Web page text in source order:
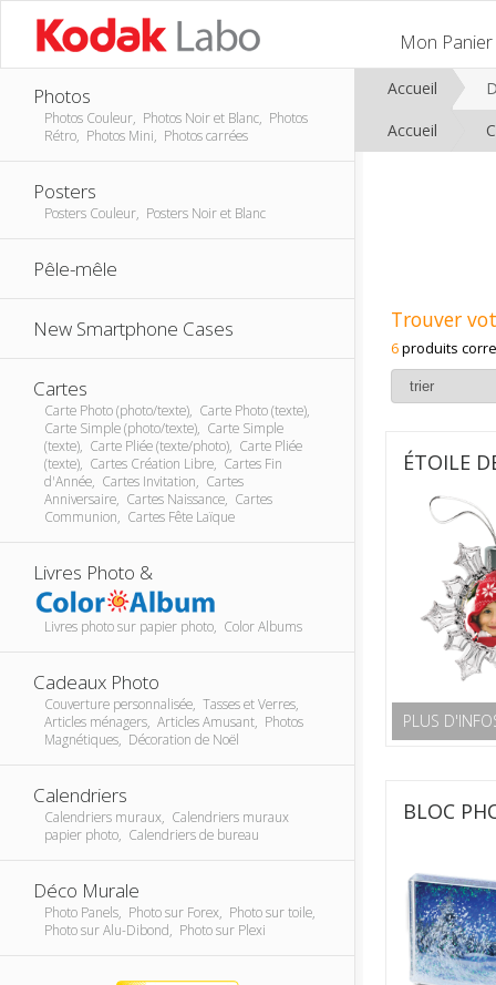
Mon Panier
Photos
Photos Couleur, Photos Noir et Blanc, Photos
Rétro, Photos Mini, Photos carrées
Posters
Posters Couleur, Posters Noir et Blanc
Pêle-mêle
New Smartphone Cases
Cartes
Carte Photo (photo/texte), Carte Photo (texte),
Carte Simple (photo/texte), Carte Simple
(texte), Carte Pliée (texte/photo), Carte Pliée
(texte), Cartes Création Libre, Cartes Fin
d'Année, Cartes Invitation, Cartes
Anniversaire, Cartes Naissance, Cartes
Communion, Cartes Fête Laïque
Livres Photo &
Livres photo sur papier photo, Color Albums
Cadeaux Photo
Couverture personnalisée, Tasses et Verres,
Articles ménagers, Articles Amusant, Photos
Magnétiques, Décoration de Noël
Calendriers
Calendriers muraux, Calendriers muraux
papier photo, Calendriers de bureau
Déco Murale
Photo Panels, Photo sur Forex, Photo sur toile,
Photo sur Alu-Dibond, Photo sur Plexi
Accueil
Accueil
Trouver
6produits
ÉTOILE
PLUS
BLOC